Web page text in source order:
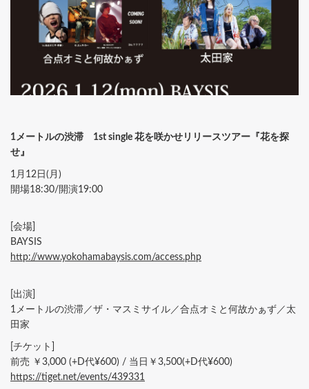
1メートルの渋滞 1st single 花を咲かせリリースツアー『花を探
せ』
1月12日(月)
開場18:30/開演19:00
[会場]
BAYSIS
http://www.yokohamabaysis.com/access.php
[出演]
1メートルの渋滞／ザ・マスミサイル／合点オミと何故かぁず／太
田家
[チケット]
前売 ￥3,000 (+D代¥600) / 当日￥3,500(+D代¥600)
https://tiget.net/events/439331